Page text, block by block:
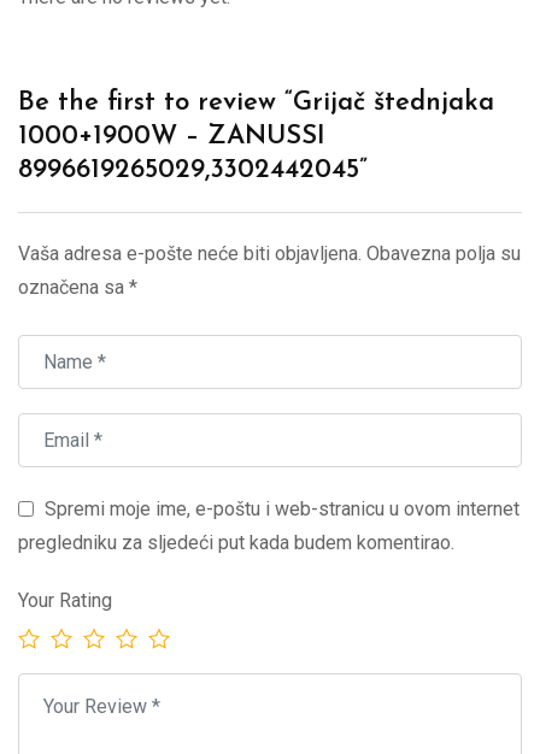
Be the first to review “Grijač štednjaka
1000+1900W – ZANUSSI
8996619265029,3302442045”
Vaša adresa e-pošte neće biti objavljena. Obavezna polja su
označena sa *
Spremi moje ime, e-poštu i web-stranicu u ovom internet
pregledniku za sljedeći put kada budem komentirao.
Your Rating